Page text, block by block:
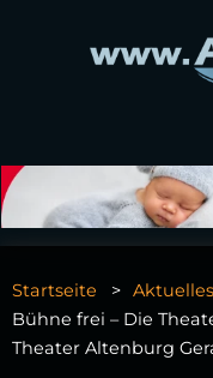
Startseite Aktuelles
Bühne frei – Die
Theater Altenburg